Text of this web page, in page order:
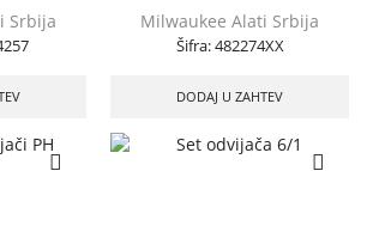
Srbija
Milwaukee Alati Srbija
Šifra:482274XX
DODAJ U ZAHTEV